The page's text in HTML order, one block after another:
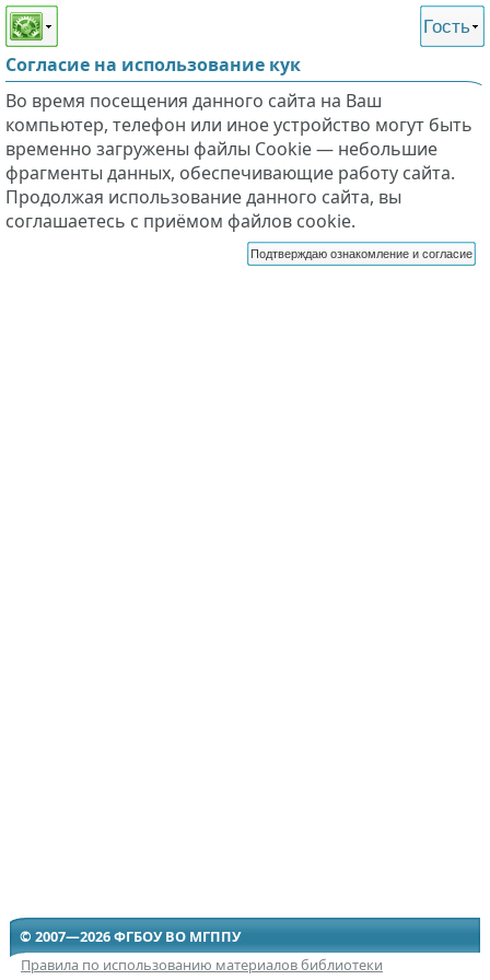
Этот сайт поддерживает
слабовидящих
Гость
Согласие на использование кук
Во время посещения данного сайта на Ваш
компьютер, телефон или иное устройство могут быть
временно загружены файлы Cookie — небольшие
фрагменты данных, обеспечивающие работу сайта.
Продолжая использование данного сайта, вы
соглашаетесь с приёмом файлов cookie.
Подтверждаю ознакомление и согласие
© 2007—2026 ФГБОУ ВО МГППУ
Правила по использованию материалов библиотеки